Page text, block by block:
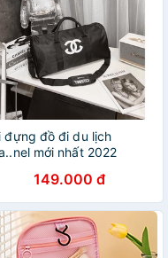
đựng đồ đi du lịch
mới nhất 2022
149.000 đ